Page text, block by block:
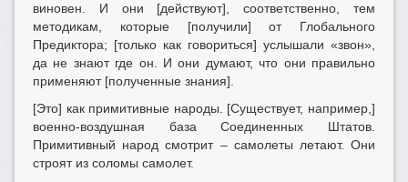
виновен. И они [действуют], соответственно, тем
методикам, которые [получили] от Глобального
Предиктора; [только как говориться] услышали «звон»,
да не знают где он. И они думают, что они правильно
применяют [полученные знания].
[Это] как примитивные народы. [Существует, например,]
военно-воздушная база Соединенных Штатов.
Примитивный народ смотрит – самолеты летают. Они
строят из соломы самолет.